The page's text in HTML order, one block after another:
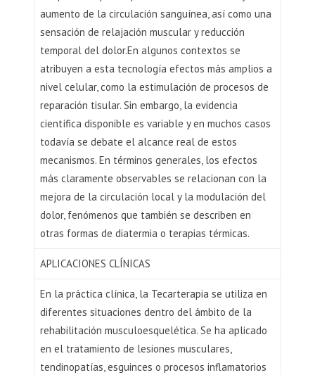
aumento de la circulación sanguínea, así como una
sensación de relajación muscular y reducción
temporal del dolor.En algunos contextos se
atribuyen a esta tecnología efectos más amplios a
nivel celular, como la estimulación de procesos de
reparación tisular. Sin embargo, la evidencia
científica disponible es variable y en muchos casos
todavía se debate el alcance real de estos
mecanismos. En términos generales, los efectos
más claramente observables se relacionan con la
mejora de la circulación local y la modulación del
dolor, fenómenos que también se describen en
otras formas de diatermia o terapias térmicas.
APLICACIONES CLÍNICAS
En la práctica clínica, la Tecarterapia se utiliza en
diferentes situaciones dentro del ámbito de la
rehabilitación musculoesquelética. Se ha aplicado
en el tratamiento de lesiones musculares,
tendinopatías, esguinces o procesos inflamatorios